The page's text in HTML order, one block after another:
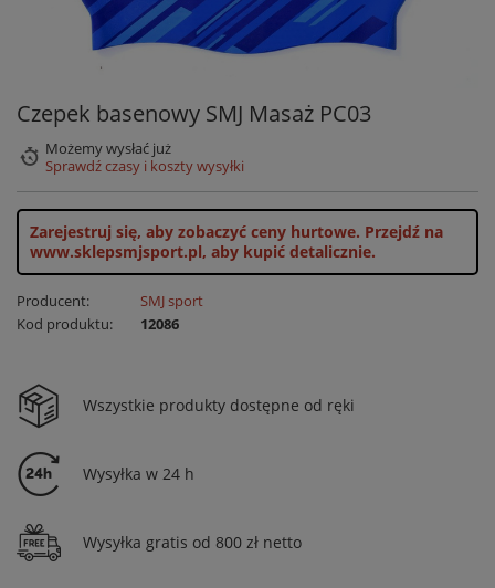
Czepek basenowy SMJ Masaż PC03
Możemy wysłać już
Sprawdź czasy i koszty wysyłki
Zarejestruj się, aby zobaczyć ceny hurtowe. Przejdź na
www.sklepsmjsport.pl, aby kupić detalicznie.
Producent:
SMJ sport
Kod produktu:
12086
Wszystkie produkty dostępne od ręki
Wysyłka w 24 h
Wysyłka gratis od 800 zł netto